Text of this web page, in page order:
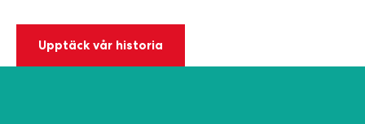
Upptäck vår historia